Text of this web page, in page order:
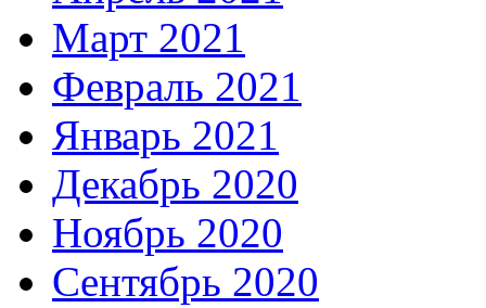
Март 2021
Февраль 2021
Январь 2021
Декабрь 2020
Ноябрь 2020
Сентябрь 2020